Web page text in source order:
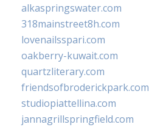
alkaspringswater.com
318mainstreet8h.com
lovenailsspari.com
oakberry-kuwait.com
quartzliterary.com
friendsofbroderickpark.com
studiopiattellina.com
jannagrillspringfield.com